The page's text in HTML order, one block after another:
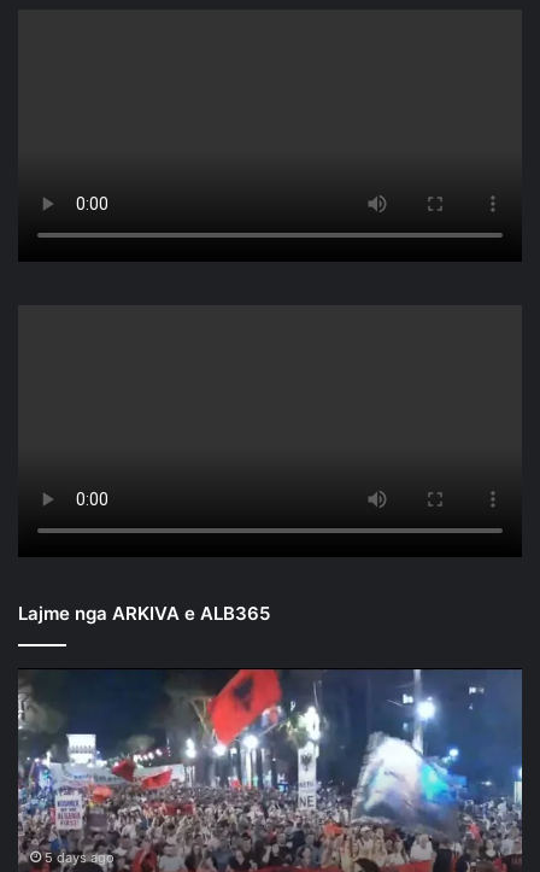
Lajme nga ARKIVA e ALB365
Mbyllen
fjalimet
para
Kryeministrisë/
Nis
marshimi
në
rrugët5 days ago